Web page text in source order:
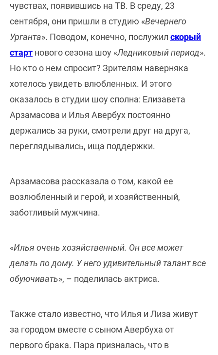
чувствах, появившись на ТВ. В среду, 23
сентября, они пришли в студию «Вечернего
Урганта». Поводом, конечно, послужил скорый
старт нового сезона шоу «Ледниковый период».
Но кто о нем спросит? Зрителям наверняка
хотелось увидеть влюбленных. И этого
оказалось в студии шоу сполна: Елизавета
Арзамасова и Илья Авербух постоянно
держались за руки, смотрели друг на друга,
переглядывались, ища поддержки.
Арзамасова рассказала о том, какой ее
возлюбленный и герой, и хозяйственный,
заботливый мужчина.
«Илья очень хозяйственный. Он все может
делать по дому. У него удивительный талант все
обуючивать», – поделилась актриса.
Также стало известно, что Илья и Лиза живут
за городом вместе с сыном Авербуха от
первого брака. Пара призналась, что в